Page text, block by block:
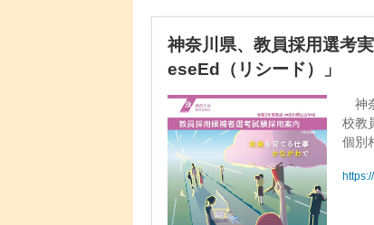
神奈川県、教員採用選考
eseEd（リシード）」
神
校教
個別